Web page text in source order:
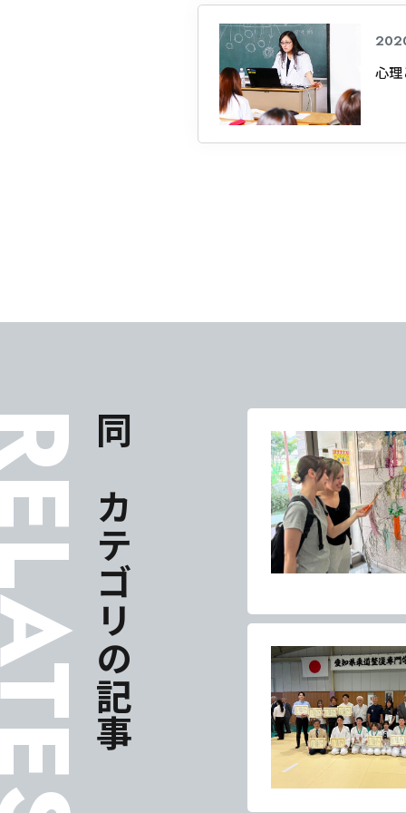
心理
同じカテゴリの記事